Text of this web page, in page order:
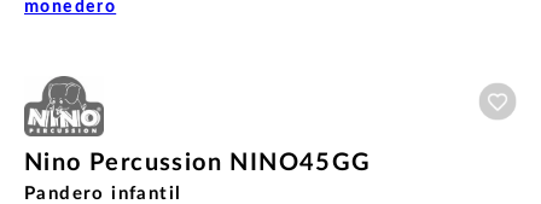
monedero
Nino Percussion NINO45GG
Pandero infantil